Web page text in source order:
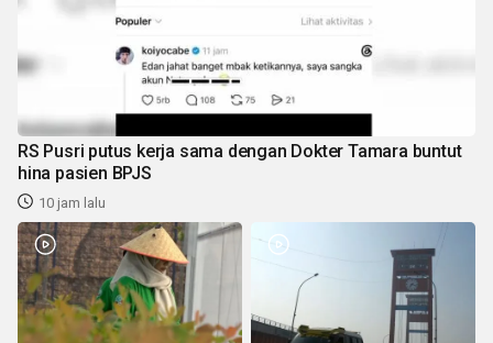
RS Pusri putus kerja sama dengan Dokter Tamara buntut
hina pasien BPJS
10 jam lalu